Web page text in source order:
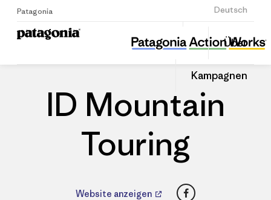
Patagonia Deutsch
Anmelden
Über
Kampagnen
ID Mountain Touring
Diesen
Beitrag
Auf
teilen
ID Mountain
Touring
Website anzeigen Facebook